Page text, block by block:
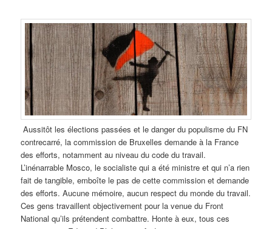
Aussitôt les élections passées et le danger du populisme du FN
contrecarré, la commission de Bruxelles demande à la France
des efforts, notamment au niveau du code du travail.
L’inénarrable Mosco, le socialiste qui a été ministre et qui n’a rien
fait de tangible, emboîte le pas de cette commission et demande
des efforts. Aucune mémoire, aucun respect du monde du travail.
Ces gens travaillent objectivement pour la venue du Front
National qu’ils prétendent combattre. Honte à eux, tous ces